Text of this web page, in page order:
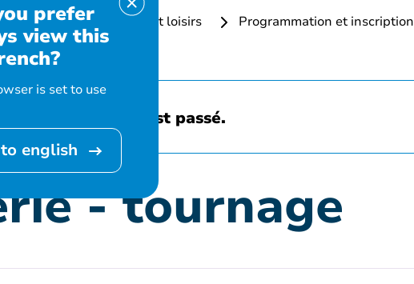
prefer
view this
is set to use
english
culture, sports et loisirs Programmation et inscription
Cet événement est passé.
- tournage